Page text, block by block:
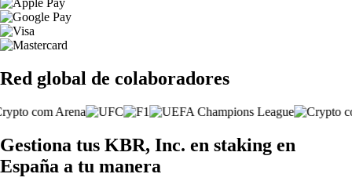
Red global de colaboradores
Gestiona tus KBR, Inc. en staking en
España a tu manera